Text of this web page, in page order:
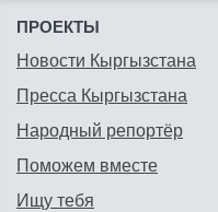
ПРОЕКТЫ
Новости Кыргызстана
Пресса Кыргызстана
Народный репортёр
Поможем вместе
Ищу тебя